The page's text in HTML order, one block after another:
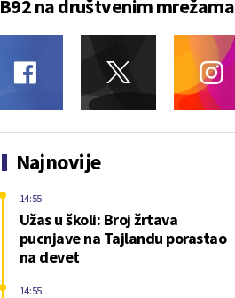
B92 na društvenim mrežama
Najnovije
Užas u školi: Broj žrtava
pucnjave na Tajlandu porastao
na devet
14:55
14:55